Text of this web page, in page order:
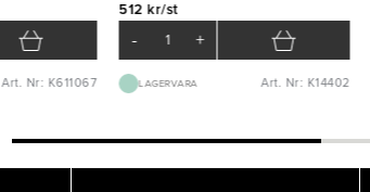
Art. Nr: K611067
512 kr/st
- +
LAGERVARA Art. Nr: K14402